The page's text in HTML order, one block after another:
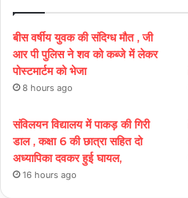
बीस वर्षीय युवक की संदिग्ध मौत , जी
आर पी पुलिस ने शव को कब्जे में लेकर
पोस्टमार्टम को भेजा
8 hours ago
संविलयन विद्यालय में पाकड़ की गिरी
डाल , कक्षा 6 की छात्रा सहित दो
अध्यापिका दवकर हुई घायल,
16 hours ago